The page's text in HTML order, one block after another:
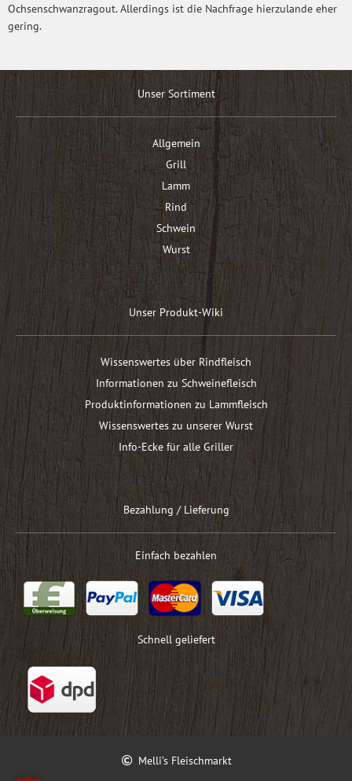
Ochsenschwanzragout. Allerdings ist die Nachfrage hierzulande eher
gering.
Unser Sortiment
Allgemein
Grill
Lamm
Rind
Schwein
Wurst
Unser Produkt-Wiki
Wissenswertes über Rindfleisch
Informationen zu Schweinefleisch
Produktinformationen zu Lammfleisch
Wissenswertes zu unserer Wurst
Info-Ecke für alle Griller
Bezahlung / Lieferung
Einfach bezahlen
Schnell geliefert
Melli’s Fleischmarkt